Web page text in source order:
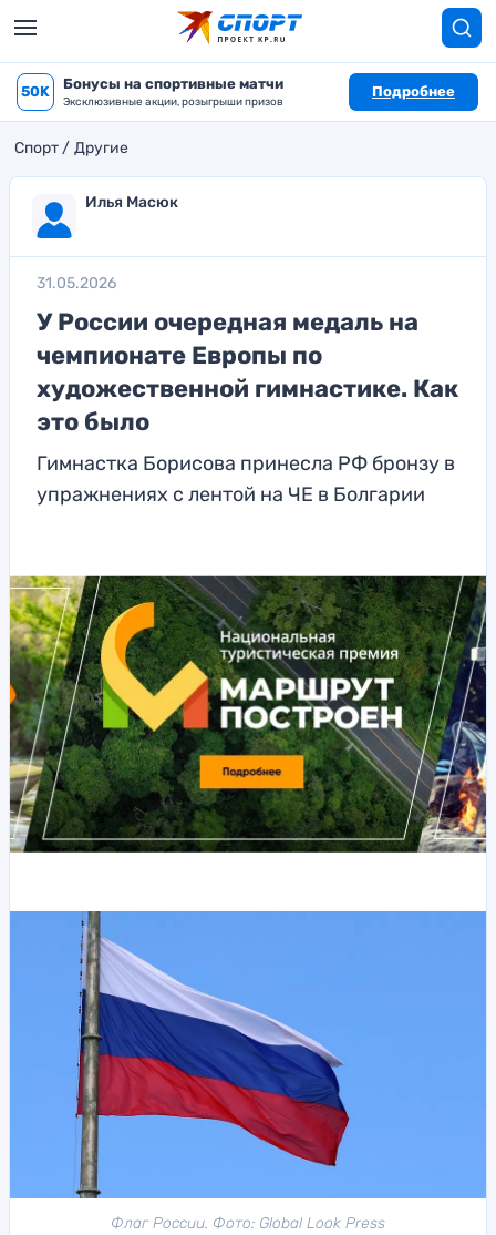
50K Бонусы на спортивные матчи
Эксклюзивные акции, розыгрыши призов
Подробнее
Спорт Другие
Илья Масюк
31.05.2026
У России очередная медаль на
чемпионате Европы по
художественной гимнастике. Как
это было
Гимнастка Борисова принесла РФ бронзу в
упражнениях с лентой на ЧЕ в Болгарии
Флаг России. Фото: Global Look Press